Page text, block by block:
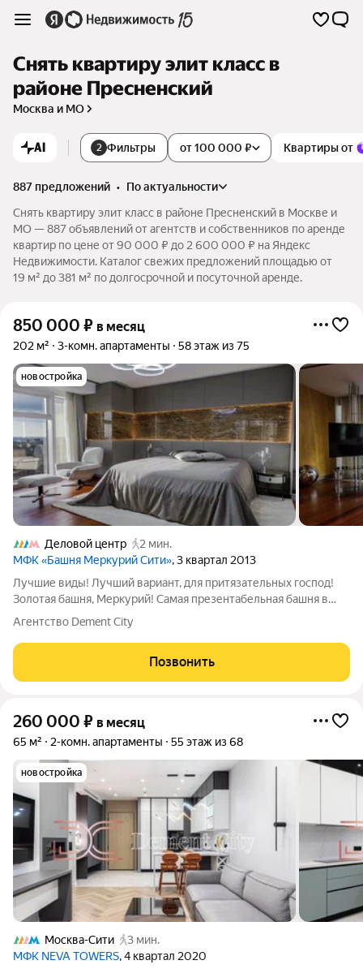
Снять квартиру элит класс в
районе Пресненский
Москва и МО
AI 2 Фильтры Квартиры от
от 100 000 ₽
887 предложений •
по актуальности
Снять квартиру элит класс в районе Пресненский в Москве и
МО — 887 объявлений от агентств и собственников по аренде
квартир по цене от 90 000 ₽ до 2 600 000 ₽ на Яндекс
Недвижимости. Каталог свежих предложений площадью от
19 м² до 381 м² по долгосрочной и посуточной аренде.
850 000 ₽ в месяц
202 м² 3-комн. апартаменты 58 этаж из 75
новостройка
Деловой центр
2 мин.
МФК «Башня Меркурий Сити», 3 квартал 2013
Лучшие виды! Лучший вариант, для притязательных господ!
Золотая башня, Меркурий! Самая презентабельная башня в
Moscow City! Безналичная оплата, ндс включён в стоимость!
Паркинг, включён в стоимость! Приходите на просмотр, только
находясь внутри вы
Агентство Dement City
Позвонить
260 000 ₽ в месяц
65 м² 2-комн. апартаменты 55 этаж из 68
новостройка
Москва-Сити
3 мин.
МФК NEVA TOWERS, 4 квартал 2020